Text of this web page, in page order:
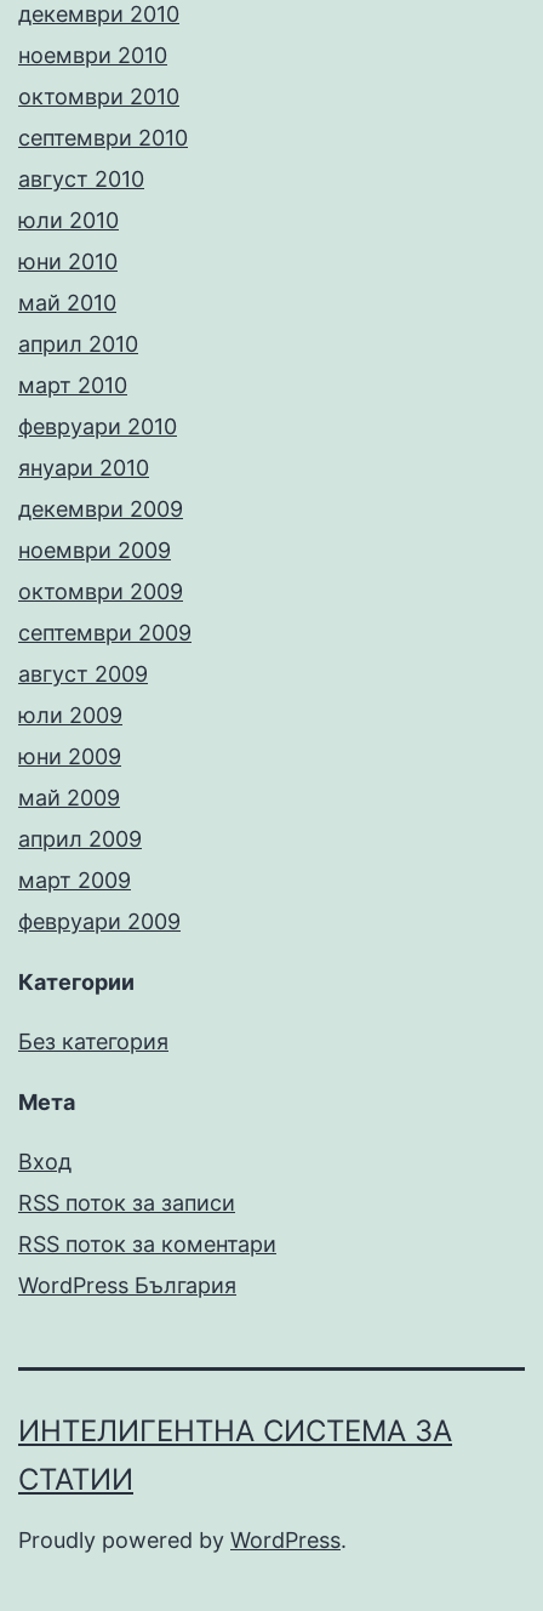
декември 2010
ноември 2010
октомври 2010
септември 2010
август 2010
юли 2010
юни 2010
май 2010
април 2010
март 2010
февруари 2010
януари 2010
декември 2009
ноември 2009
октомври 2009
септември 2009
август 2009
юли 2009
юни 2009
май 2009
април 2009
март 2009
февруари 2009
Категории
Без категория
Мета
Вход
RSS поток за записи
RSS поток за коментари
WordPress България
ИНТЕЛИГЕНТНА СИСТЕМА ЗА
СТАТИИ
Proudly powered by WordPress.